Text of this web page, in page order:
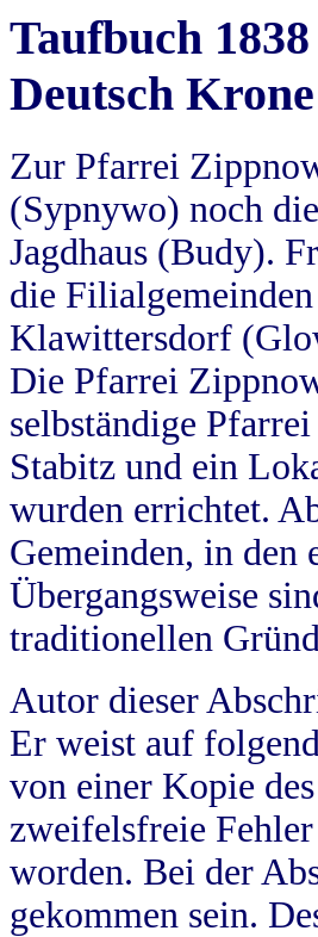
Taufbuch
Deutsch Krone
Zur Pfarrei
(Sypnywo) noch
Jagdhaus (Budy).
die
Klawittersdorf
Die Pfarrei
selbständige
Stabitz und ein
wurden errichtet.
Gemeinden, in den
Übergangsweise
traditionellen
Autor dieser
Er weist auf
von einer Kopie
zweifelsfreie
worden. Bei der
gekommen sein.